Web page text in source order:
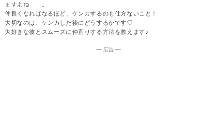
ますよね……。
仲良くなればなるほど、ケンカするのも仕方ないこと！
大切なのは、ケンカした後にどうするかです♡
大好きな彼とスムーズに仲直りする方法を教えます♪
― 広告 ―